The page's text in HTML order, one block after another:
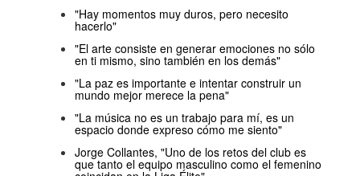
"Hay momentos muy duros, pero necesito
hacerlo"
"El arte consiste en generar emociones no sólo
en ti mismo, sino también en los demás"
"La paz es importante e intentar construir un
mundo mejor merece la pena"
"La música no es un trabajo para mí, es un
espacio donde expreso cómo me siento"
Jorge Collantes, "Uno de los retos del club es
que tanto el equipo masculino como el femenino